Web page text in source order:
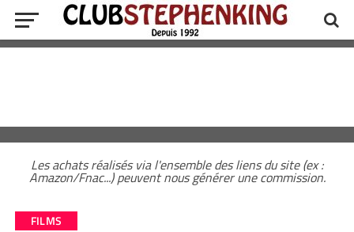
Les achats réalisés via l'ensemble des liens du site (ex :
Amazon/Fnac...) peuvent nous générer une commission.
FILMS